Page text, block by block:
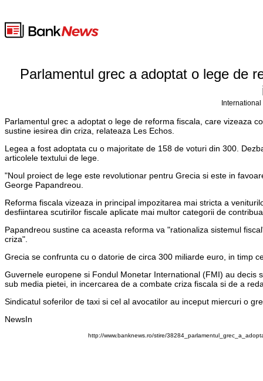
Parlamentul grec a adoptat o lege de
Parlamentul grec a adoptat o lege de reforma fiscala, care vizeaza
sustine iesirea din criza, relateaza Les Echos.
Legea a fost adoptata cu o majoritate de 158 de voturi din 300.
articolele textului de lege.
"Noul proiect de lege este revolutionar pentru Grecia si este in
George Papandreou.
Reforma fiscala vizeaza in principal impozitarea mai stricta a
desfiintarea scutirilor fiscale aplicate mai multor categorii de
Papandreou sustine ca aceasta reforma va "rationaliza sistemul
criza".
Grecia se confrunta cu o datorie de circa 300 miliarde euro, in timp
Guvernele europene si Fondul Monetar International (FMI) au
sub media pietei, in incercarea de a combate criza fiscala si de a
Sindicatul soferilor de taxi si cel al avocatilor au inceput miercuri o
NewsIn
http://www.banknews.ro/stire/